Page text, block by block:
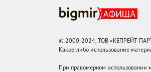
© 2000-2024, ТОВ «КЕПРЕЙТ
Какое-либо использование
При правомерном использовании